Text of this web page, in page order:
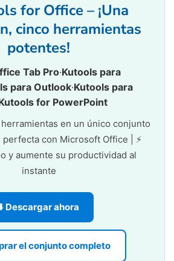
for Office – ¡Una
cinco herramientas
potentes!
Tab Pro·Kutools para
para Outlook·Kutools para
for PowerPoint
en un único conjunto
perfecta con Microsoft Office | ⚡
y aumente su productividad al
instante
Descargar ahora
el conjunto completo